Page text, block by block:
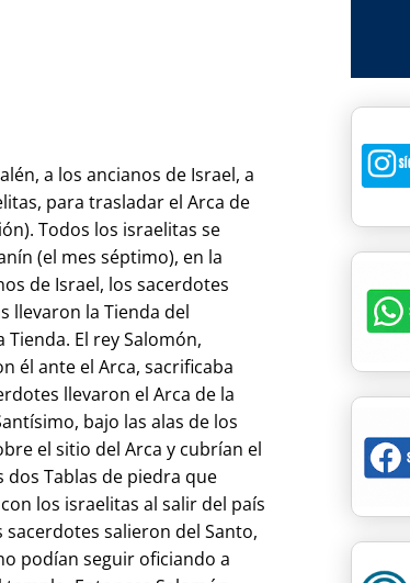
a los ancianos de Israel, a
para trasladar el Arca de
Todos los israelitas se
(el mes séptimo), en la
de Israel, los sacerdotes
llevaron la Tienda del
El rey Salomón,
él ante el Arca, sacrificaba
llevaron el Arca de la
bajo las alas de los
el sitio del Arca y cubrían el
dos Tablas de piedra que
los israelitas al salir del país
salieron del Santo,
podían seguir oficiando a